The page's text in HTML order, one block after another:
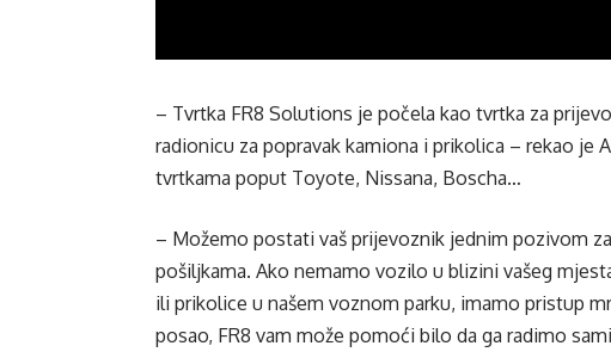
– Tvrtka FR8 Solutions je počela kao tvrtka za
radionicu za popravak kamiona i prikolica – rekao je
tvrtkama poput Toyote, Nissana, Boscha…
– Možemo postati vaš prijevoznik jednim pozivom
pošiljkama. Ako nemamo vozilo u blizini vašeg
ili prikolice u našem voznom parku, imamo pristup
posao, FR8 vam može pomoći bilo da ga radimo